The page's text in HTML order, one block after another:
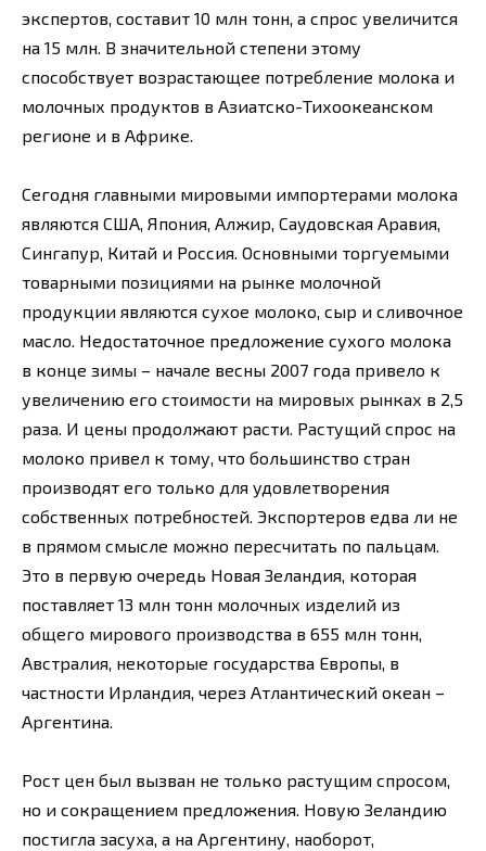
экспертов, составит 10 млн тонн, а спрос увеличится
на 15 млн. В значительной степени этому
способствует возрастающее потребление молока и
молочных продуктов в Азиатско-Тихоокеанском
регионе и в Африке.
Сегодня главными мировыми импортерами молока
являются США, Япония, Алжир, Саудовская Аравия,
Сингапур, Китай и Россия. Основными торгуемыми
товарными позициями на рынке молочной
продукции являются сухое молоко, сыр и сливочное
масло. Недостаточное предложение сухого молока
в конце зимы – начале весны 2007 года привело к
увеличению его стоимости на мировых рынках в 2,5
раза. И цены продолжают расти. Растущий спрос на
молоко привел к тому, что большинство стран
производят его только для удовлетворения
собственных потребностей. Экспортеров едва ли не
в прямом смысле можно пересчитать по пальцам.
Это в первую очередь Новая Зеландия, которая
поставляет 13 млн тонн молочных изделий из
общего мирового производства в 655 млн тонн,
Австралия, некоторые государства Европы, в
частности Ирландия, через Атлантический океан –
Аргентина.
Рост цен был вызван не только растущим спросом,
но и сокращением предложения. Новую Зеландию
постигла засуха, а на Аргентину, наоборот,